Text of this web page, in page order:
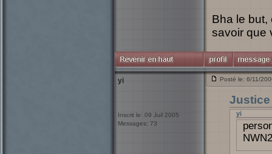
Bha le but,
savoir que
yi
Inscrit le: 09 Juil 2005
Messages: 73
Posté le: 6/11/
Justice
yi
NWN2